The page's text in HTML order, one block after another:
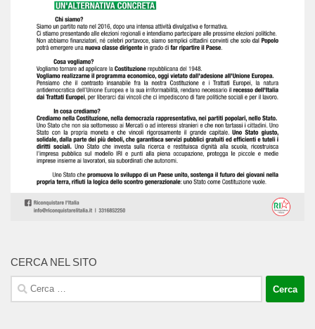
CERCA NEL SITO
Ricerca
per: